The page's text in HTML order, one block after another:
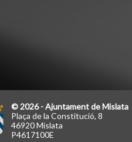
© 2026 - Ajuntament de Mislata
Plaça de la Constitució, 8
46920 Mislata
P4617100E